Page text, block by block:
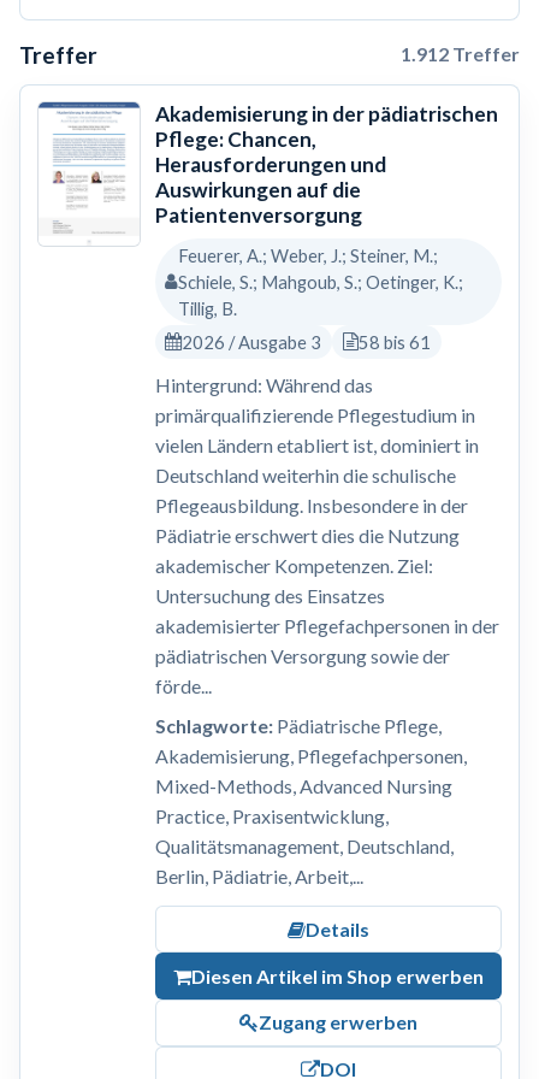
Treffer 1.912 Treffer
Akademisierung in der pädiatrischen
Pflege: Chancen,
Herausforderungen und
Auswirkungen auf die
Patientenversorgung
Feuerer, A.; Weber, J.; Steiner, M.;
Schiele, S.; Mahgoub, S.; Oetinger, K.;
Tillig, B.
2026 / Ausgabe 3
58 bis 61
Hintergrund: Während das
primärqualifizierende Pflegestudium in
vielen Ländern etabliert ist, dominiert in
Deutschland weiterhin die schulische
Pflegeausbildung. Insbesondere in der
Pädiatrie erschwert dies die Nutzung
akademischer Kompetenzen. Ziel:
Untersuchung des Einsatzes
akademisierter Pflegefachpersonen in der
pädiatrischen Versorgung sowie der
förde...
Schlagworte:Pädiatrische Pflege,
Akademisierung, Pflegefachpersonen,
Mixed-Methods, Advanced Nursing
Practice, Praxisentwicklung,
Qualitätsmanagement, Deutschland,
Berlin, Pädiatrie, Arbeit,...
Details
Diesen Artikel im Shop erwerben
Zugang erwerben
DOI